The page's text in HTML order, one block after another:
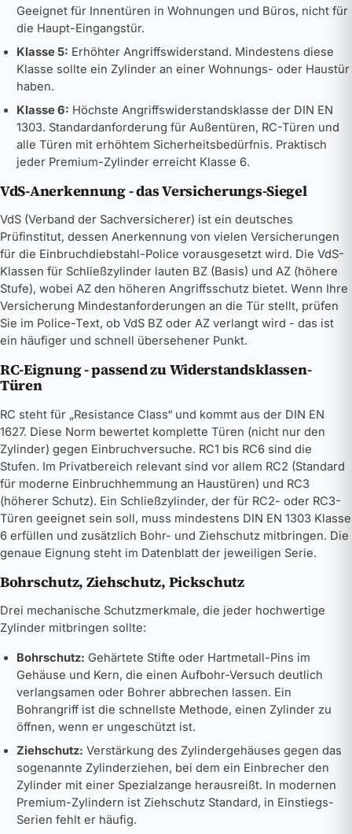
Geeignet für Innentüren in Wohnungen und Büros, nicht für
die Haupt-Eingangstür.
Klasse 5: Erhöhter Angriffswiderstand. Mindestens diese
Klasse sollte ein Zylinder an einer Wohnungs- oder Haustür
haben.
Klasse 6: Höchste Angriffswiderstandsklasse der DIN EN
1303. Standardanforderung für Außentüren, RC-Türen und
alle Türen mit erhöhtem Sicherheitsbedürfnis. Praktisch
jeder Premium-Zylinder erreicht Klasse 6.
VdS-Anerkennung - das Versicherungs-Siegel
VdS (Verband der Sachversicherer) ist ein deutsches
Prüfinstitut, dessen Anerkennung von vielen Versicherungen
für die Einbruchdiebstahl-Police vorausgesetzt wird. Die VdS-
Klassen für Schließzylinder lauten BZ (Basis) und AZ (höhere
Stufe), wobei AZ den höheren Angriffsschutz bietet. Wenn Ihre
Versicherung Mindestanforderungen an die Tür stellt, prüfen
Sie im Police-Text, ob VdS BZ oder AZ verlangt wird - das ist
ein häufiger und schnell übersehener Punkt.
RC-Eignung - passend zu Widerstandsklassen-
Türen
RC steht für „Resistance Class“ und kommt aus der DIN EN
1627. Diese Norm bewertet komplette Türen (nicht nur den
Zylinder) gegen Einbruchversuche. RC1 bis RC6 sind die
Stufen. Im Privatbereich relevant sind vor allem RC2 (Standard
für moderne Einbruchhemmung an Haustüren) und RC3
(höherer Schutz). Ein Schließzylinder, der für RC2- oder RC3-
Türen geeignet sein soll, muss mindestens DIN EN 1303 Klasse
6 erfüllen und zusätzlich Bohr- und Ziehschutz mitbringen. Die
genaue Eignung steht im Datenblatt der jeweiligen Serie.
Bohrschutz, Ziehschutz, Pickschutz
Drei mechanische Schutzmerkmale, die jeder hochwertige
Zylinder mitbringen sollte:
Bohrschutz: Gehärtete Stifte oder Hartmetall-Pins im
Gehäuse und Kern, die einen Aufbohr-Versuch deutlich
verlangsamen oder Bohrer abbrechen lassen. Ein
Bohrangriff ist die schnellste Methode, einen Zylinder zu
öffnen, wenn er ungeschützt ist.
Ziehschutz: Verstärkung des Zylindergehäuses gegen das
sogenannte Zylinderziehen, bei dem ein Einbrecher den
Zylinder mit einer Spezialzange herausreißt. In modernen
Premium-Zylindern ist Ziehschutz Standard, in Einstiegs-
Serien fehlt er häufig.